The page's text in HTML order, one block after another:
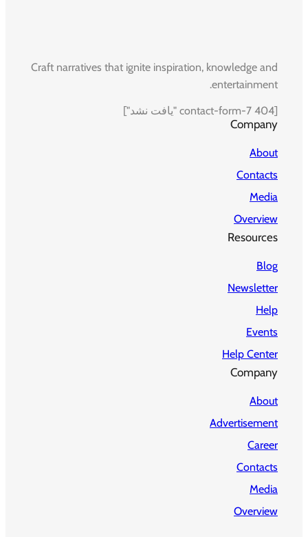
Craft narratives that ignite inspiration, knowledge and
entertainment.
[contact-form-7 404 "یافت نشد"]
Company
About
Contacts
Media
Overview
Resources
Blog
Newsletter
Help
Events
Help Center
Company
About
Advertisement
Career
Contacts
Media
Overview